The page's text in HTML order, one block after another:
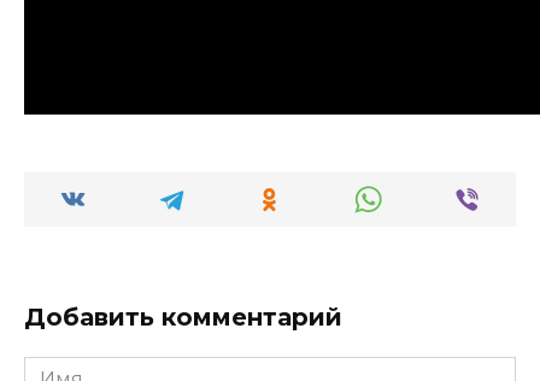
Добавить комментарий
Имя